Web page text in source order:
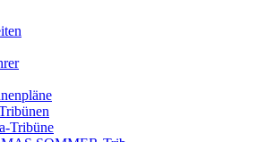
Tribüne